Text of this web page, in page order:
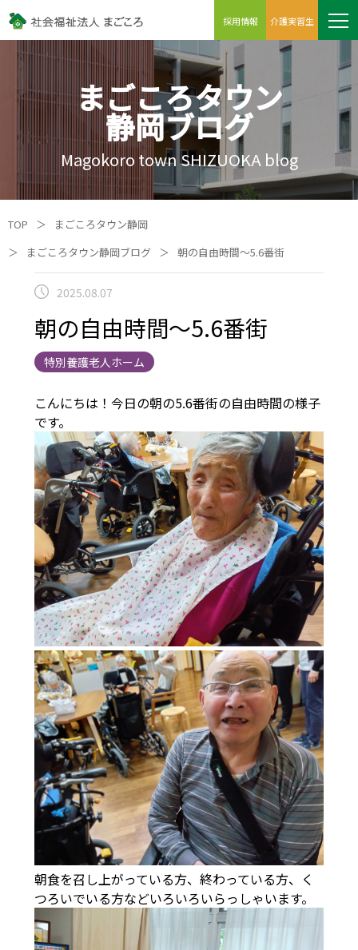
採用情報 介護実習生
まごころタウン
静岡ブログ
Magokoro town SHIZUOKA blog
TOP ＞
まごころタウン静岡
＞
まごころタウン静岡ブログ ＞ 朝の自由時間～5.6番街
2025.08.07
朝の自由時間～5.6番街
特別養護老人ホーム
こんにちは！今日の朝の5.6番街の自由時間の様子
です。
朝食を召し上がっている方、終わっている方、く
つろいでいる方などいろいろいらっしゃいます。